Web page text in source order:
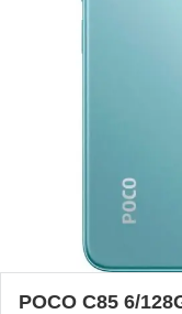
POCO C85 6/